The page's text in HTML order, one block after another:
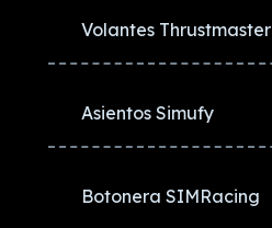
Volantes Thrustmaster
Asientos Simufy
Botonera SIMRacing